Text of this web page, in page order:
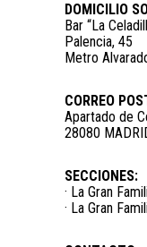
DOMICILIO
Bar “La
Palencia, 45
Metro
CORREO
Apartado de
28080
SECCIONES:
· La Gran
· La Gran